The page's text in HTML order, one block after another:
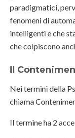
paradigmatici,
fenomeni di
intelligenti e che
che colpiscono
Il
Nei termini della
chiama
Il termine ha 2